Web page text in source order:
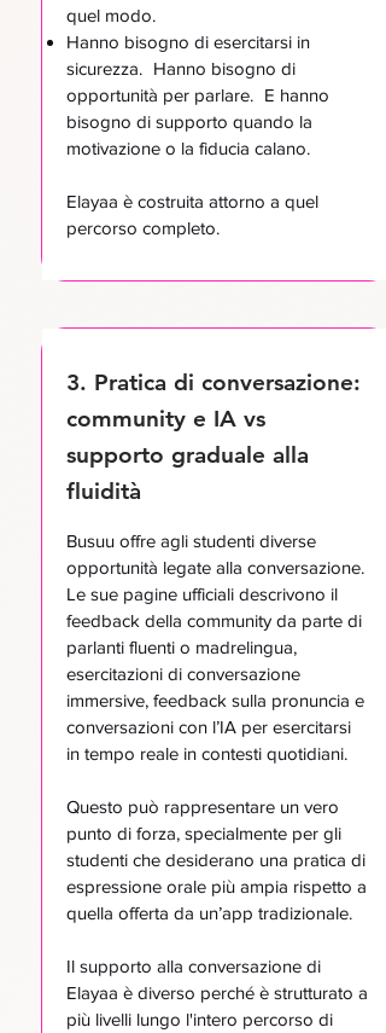
quel modo.
Hanno bisogno di esercitarsi in
sicurezza. Hanno bisogno di
opportunità per parlare. E hanno
bisogno di supporto quando la
motivazione o la fiducia calano.
Elayaa è costruita attorno a quel
percorso completo.
3. Pratica di conversazione:
community e IA vs
supporto graduale alla
fluidità
Busuu offre agli studenti diverse
opportunità legate alla conversazione.
Le sue pagine ufficiali descrivono il
feedback della community da parte di
parlanti fluenti o madrelingua,
esercitazioni di conversazione
immersive, feedback sulla pronuncia e
conversazioni con l’IA per esercitarsi
in tempo reale in contesti quotidiani.
Questo può rappresentare un vero
punto di forza, specialmente per gli
studenti che desiderano una pratica di
espressione orale più ampia rispetto a
quella offerta da un’app tradizionale.
Il supporto alla conversazione di
Elayaa è diverso perché è strutturato a
più livelli lungo l'intero percorso di